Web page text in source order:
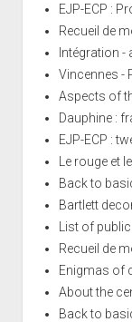
EJP-ECP :
Recueil de
Intégration -
Vincennes -
Aspects of
Dauphine :
EJP-ECP :
Le rouge et
Back to
Bartlett
List of
Recueil de
Enigmas of
About the
Back to